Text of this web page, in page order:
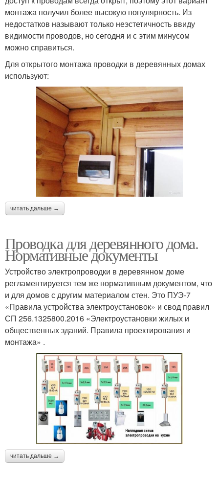
монтажа получил более высокую популярность. Из
недостатков называют только неэстетичность ввиду
видимости проводов, но сегодня и с этим минусом
можно справиться.
Для открытого монтажа проводки в деревянных домах
используют:
читать дальше →
Проводка для деревянного дома.
Нормативные документы
Устройство электропроводки в деревянном доме
регламентируется тем же нормативным документом, что
и для домов с другим материалом стен. Это ПУЭ-7
«Правила устройства электроустановок» и свод правил
СП 256.1325800.2016 «Электроустановки жилых и
общественных зданий. Правила проектирования и
монтажа» .
читать дальше →